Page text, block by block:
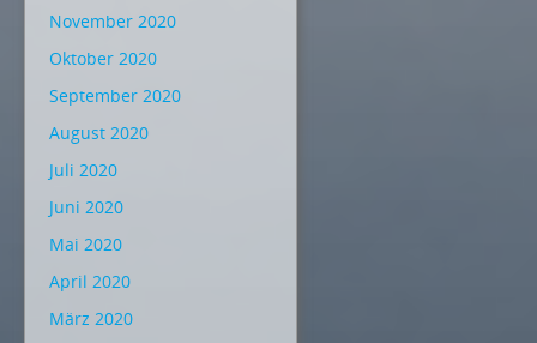
November 2020
Oktober 2020
September 2020
August 2020
Juli 2020
Juni 2020
Mai 2020
April 2020
März 2020